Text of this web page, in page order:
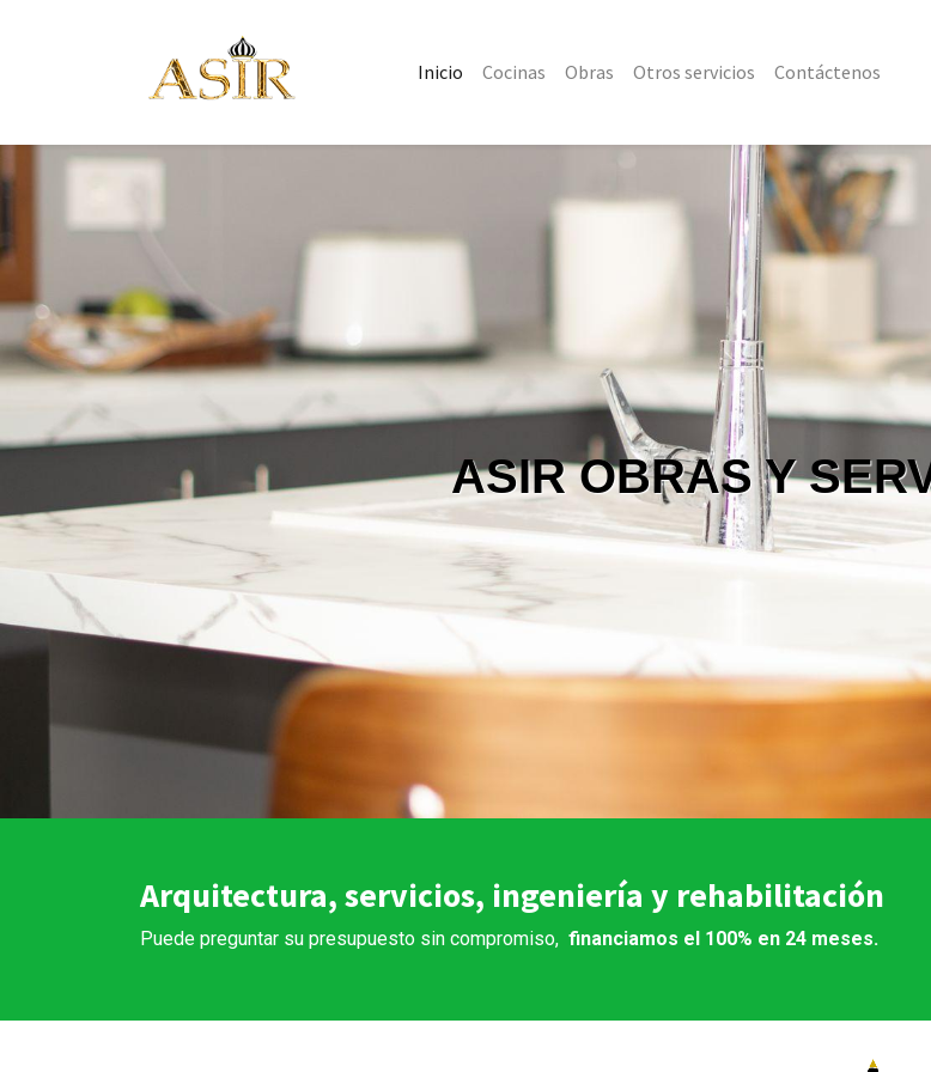
Inicio Cocinas Obras Otros servicios Contáctenos
ASIR OBRAS Y
Arquitectura, servicios, ingeniería y rehabilitación
Puede preguntar su presupuesto sin compromiso, financiamos el 100% en 24 meses.